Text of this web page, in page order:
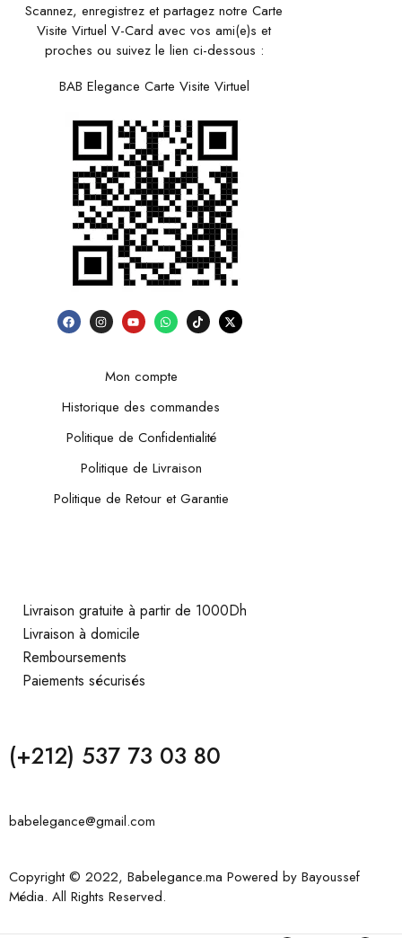
Scannez, enregistrez et partagez notre Carte
Visite Virtuel V-Card avec vos ami(e)s et
proches ou suivez le lien ci-dessous :
BAB Elegance Carte Visite Virtuel
Mon compte
Historique des commandes
Politique de Confidentialité
Politique de Livraison
Politique de Retour et Garantie
Livraison gratuite à partir de 1000Dh
Livraison à domicile
Remboursements
Paiements sécurisés
(+212) 537 73 03 80
babelegance@gmail.com
Copyright © 2022, Babelegance.ma Powered by Bayoussef
Média. All Rights Reserved.